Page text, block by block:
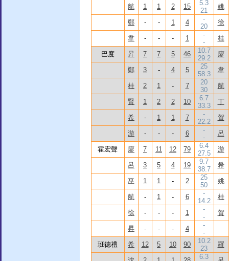
航 1 1 2 15
5.3
21
姚
鄭 - - 1 4
-
20
徐
韋 - - - 1
-
-
桂
巴度 昇 7 7 5 46
10.7
29.2
廖
鄭 3 - 4 5
25
58.3
韋
桂 2 1 - 7
20
30
航
賢 1 2 2 10
6.7
33.3
丁
希 - 1 1 7
-
22.2
賀
游 - - - 6
-
-
呂
霍宏聲 廖 7 11 12 79
6.4
27.5
游
呂 3 5 4 19
9.7
38.7
希
巫 1 1 - 2
25
50
姚
航 - 1 - 6
-
14.2
桂
徐 - - - 1
-
-
賀
昇 - - - 4
-
-
班德禮
希 12 5 10 90
10.2
23
羅
6.3